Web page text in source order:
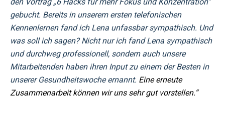
gebucht. Bereits in unserem ersten telefonischen
Kennenlernen fand ich Lena unfassbar sympathisch. Und
was soll ich sagen? Nicht nur ich fand Lena sympathisch
und durchweg professionell, sondern auch unsere
Mitarbeitenden haben ihren Input zu einem der Besten in
unserer Gesundheitswoche ernannt. Eine erneute
Zusammenarbeit können wir uns sehr gut vorstellen.“